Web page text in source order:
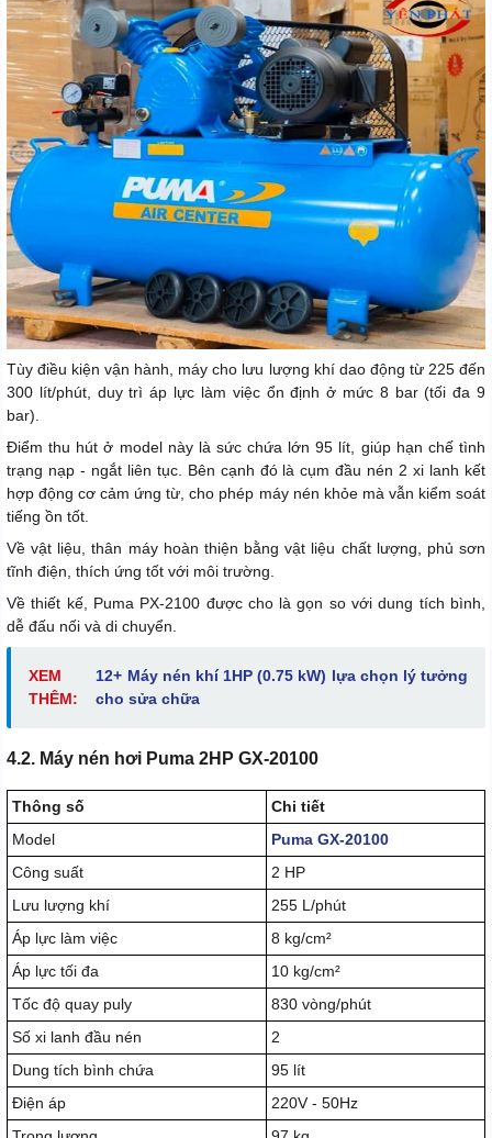
Tùy điều kiện vận hành, máy cho lưu lượng khí dao động từ 225 đến
300 lít/phút, duy trì áp lực làm việc ổn định ở mức 8 bar (tối đa 9
bar).
Điểm thu hút ở model này là sức chứa lớn 95 lít, giúp hạn chế tình
trạng nạp - ngắt liên tục. Bên cạnh đó là cụm đầu nén 2 xi lanh kết
hợp động cơ cảm ứng từ, cho phép máy nén khỏe mà vẫn kiểm soát
tiếng ồn tốt.
Về vật liệu, thân máy hoàn thiện bằng vật liệu chất lượng, phủ sơn
tĩnh điện, thích ứng tốt với môi trường.
Về thiết kế, Puma PX-2100 được cho là gọn so với dung tích bình,
dễ đấu nối và di chuyển.
XEM
THÊM:
12+ Máy nén khí 1HP (0.75 kW) lựa chọn lý tưởng
cho sửa chữa
4.2. Máy nén hơi Puma 2HP GX-20100
Thông số
Chi tiết
Model
Puma GX-20100
Công suất
2 HP
Lưu lượng khí
255 L/phút
Áp lực làm việc
8 kg/cm²
Áp lực tối đa
10 kg/cm²
Tốc độ quay puly
830 vòng/phút
Số xi lanh đầu nén
2
Dung tích bình chứa
95 lít
Điện áp
220V - 50Hz